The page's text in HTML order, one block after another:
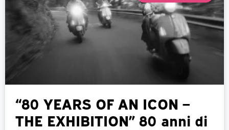
“80 YEARS OF AN ICON –
THE EXHIBITION” 80 anni di